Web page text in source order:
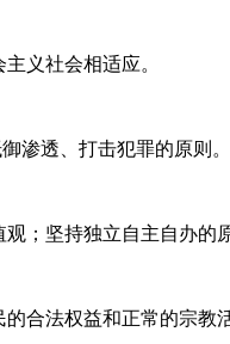
义社会相适应。
渗透、打击犯罪的原则。
；坚持独立自主自办
合法权益和正常的宗教